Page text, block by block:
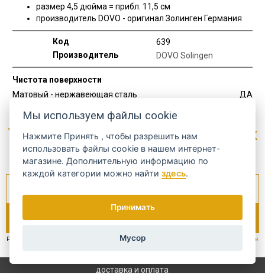
размер 4,5 дюйма = прибл. 11,5 см
производитель DOVO - оригинал Золинген Германия
Код
639
Производитель
DOVO Solingen
Чистота поверхности
Матовый - нержавеющая сталь
ДА
Узнайте о наиболее интересных
предложениях...
Раз в неделю мы рассылаем новости и специальные предложения.
Как мы работаем с Вашими
доставка и оплата
Мы используем файлы cookie
Нажмите Принять , чтобы разрешить нам
использовать файлы cookie в нашем интернет-
магазине. Дополнительную информацию по
каждой категории можно найтиздесь.
Принимать
Мусор